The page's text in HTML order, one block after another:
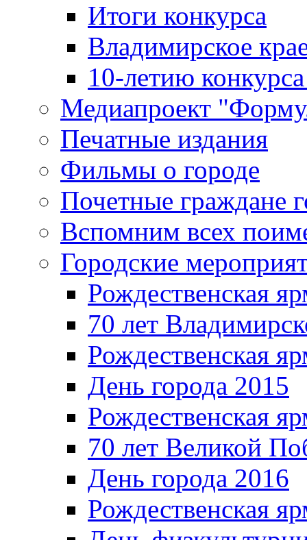
Итоги конкурса
Владимирское
10-летию
Медиапроект
Печатные издания
Фильмы о городе
Почетные граждане
Вспомним всех
Городские
Рождественская
70 лет
Рождественская
День города 2015
Рождественская
70 лет Великой
День города 2016
Рождественская